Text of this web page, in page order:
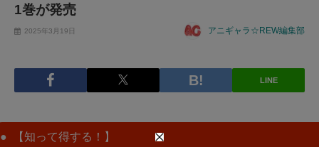
1巻が発売
2025年3月19日 アニギャラ☆REW編集部
LINE
【知って得する！】